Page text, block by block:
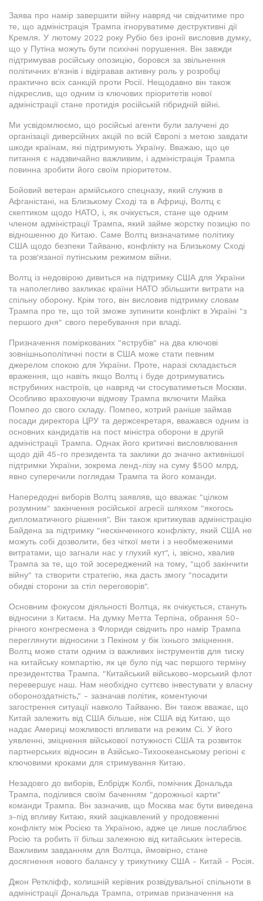
Заява про намір завершити війну навряд чи свідчитиме про
те, що адміністрація Трампа ігноруватиме деструктивні дії
Кремля. У лютому 2022 року Рубіо без іронії висловив думку,
що у Путіна можуть бути психічні порушення. Він завжди
підтримував російську опозицію, боровся за звільнення
політичних в'язнів і відігравав активну роль у розробці
практично всіх санкцій проти Росії. Нещодавно він також
підкреслив, що одним із ключових пріоритетів нової
адміністрації стане протидія російській гібридній війні.
Ми усвідомлюємо, що російські агенти були залучені до
організації диверсійних акцій по всій Європі з метою завдати
шкоди країнам, які підтримують Україну. Вважаю, що це
питання є надзвичайно важливим, і адміністрація Трампа
повинна зробити його своїм пріоритетом.
Бойовий ветеран армійського спецназу, який служив в
Афганістані, на Близькому Сході та в Африці, Волтц є
скептиком щодо НАТО, і, як очікується, стане ще одним
членом адміністрації Трампа, який займе жорстку позицію по
відношенню до Китаю. Саме Волтц визначатиме політику
США щодо безпеки Тайваню, конфлікту на Близькому Сході
та розв'язаної путінським режимом війни.
Волтц із недовірою дивиться на підтримку США для України
та наполегливо закликає країни НАТО збільшити витрати на
спільну оборону. Крім того, він висловив підтримку словам
Трампа про те, що той зможе зупинити конфлікт в Україні "з
першого дня" свого перебування при владі.
Призначення поміркованих "яструбів" на два ключові
зовнішньополітичні пости в США може стати певним
джерелом спокою для України. Проте, наразі складається
враження, що навіть якщо Волтц і буде дотримуватись
яструбиних настроїв, це навряд чи стосуватиметься Москви.
Особливо враховуючи відмову Трампа включити Майка
Помпео до свого складу. Помпео, котрий раніше займав
посади директора ЦРУ та держсекретаря, вважався одним із
основних кандидатів на пост міністра оборони в другій
адміністрації Трампа. Однак його критичні висловлювання
щодо дій 45-го президента та заклики до значно активнішої
підтримки України, зокрема ленд-лізу на суму $500 млрд,
явно суперечили поглядам Трампа та його команди.
Напередодні виборів Волтц заявляв, що вважає "цілком
розумним" закінчення російської агресії шляхом "якогось
дипломатичного рішення". Він також критикував адміністрацію
Байдена за підтримку "нескінченного конфлікту, який США не
можуть собі дозволити, без чіткої мети і з необмеженими
витратами, що загнали нас у глухий кут", і, звісно, хвалив
Трампа за те, що той зосереджений на тому, "щоб закінчити
війну" та створити стратегію, яка дасть змогу "посадити
обидві сторони за стіл переговорів".
Основним фокусом діяльності Волтца, як очікується, стануть
відносини з Китаєм. На думку Метта Терпіна, обрання 50-
річного конгресмена з Флориди свідчить про намір Трампа
переглянути відносини з Пекіном у бік їхнього зміцнення.
Волтц може стати одним із важливих інструментів для тиску
на китайську компартію, як це було під час першого терміну
президентства Трампа. "Китайський військово-морський флот
перевершує наш. Нам необхідно суттєво інвестувати у власну
обороноздатність," - зазначав політик, коментуючи
загострення ситуації навколо Тайваню. Він також вважає, що
Китай залежить від США більше, ніж США від Китаю, що
надає Америці можливості впливати на режим Сі. У його
уявленні, зміцнення військової потужності США та розвиток
партнерських відносин в Азійсько-Тихоокеанському регіоні є
ключовими кроками для стримування Китаю.
Незадовго до виборів, Елбрідж Колбі, помічник Дональда
Трампа, поділився своїм баченням "дорожньої карти"
команди Трампа. Він зазначив, що Москва має бути виведена
з-під впливу Китаю, який зацікавлений у продовженні
конфлікту між Росією та Україною, адже це лише послаблює
Росію та робить її більш залежною від китайських інтересів.
Важливим завданням для Волтца, ймовірно, стане
досягнення нового балансу у трикутнику США - Китай - Росія.
Джон Реткліфф, колишній керівник розвідувальної спільноти в
адміністрації Дональда Трампа, отримав призначення на